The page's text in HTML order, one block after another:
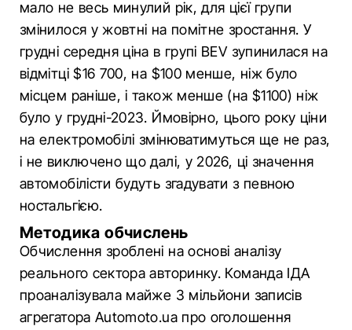
мало не весь минулий рік, для цієї групи
змінилося у жовтні на помітне зростання. У
грудні середня ціна в групі BEV зупинилася на
відмітці $16 700, на $100 менше, ніж було
місцем раніше, і також менше (на $1100) ніж
було у грудні-2023. Ймовірно, цього року ціни
на електромобілі змінюватимуться ще не раз,
і не виключено що далі, у 2026, ці значення
автомобілісти будуть згадувати з певною
ностальгією.
Методика обчислень
Обчислення зроблені на основі аналізу
реального сектора авторинку. Команда ІДА
проаналізувала майже 3 мільйони записів
агрегатора Automoto.ua про оголошення